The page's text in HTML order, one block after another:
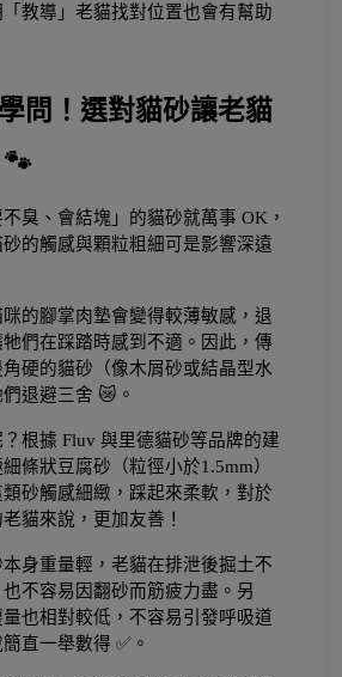
教導」老貓找對位置也會有幫助
問！選對貓砂讓老貓
臭、會結塊」的貓砂就萬事 OK，
的觸感與顆粒粗細可是影響深遠
的腳掌肉墊會變得較薄敏感，退
們在踩踏時感到不適。因此，傳
硬的貓砂（像木屑砂或結晶型水
退避三舍 😿。
根據 Fluv 與里德貓砂等品牌的建
條狀豆腐砂（粒徑小於1.5mm）
砂觸感細緻，踩起來柔軟，對於
貓來說，更加友善！
身重量輕，老貓在排泄後掘土不
不容易因翻砂而筋疲力盡。另
也相對較低，不容易引發呼吸道
直一舉數得 ✅。